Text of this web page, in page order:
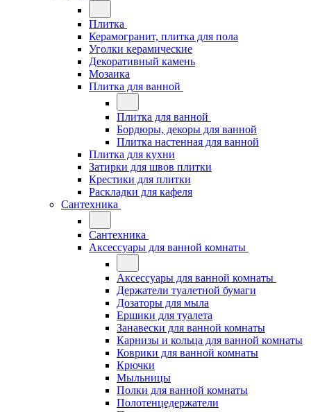
Плитка
Керамогранит, плитка для пола
Уголки керамические
Декоративный камень
Мозаика
Плитка для ванной
Плитка для ванной
Бордюры, декоры для ванной
Плитка настенная для ванной
Плитка для кухни
Затирки для швов плитки
Крестики для плитки
Раскладки для кафеля
Сантехника
Сантехника
Аксессуары для ванной комнаты
Аксессуары для ванной комнаты
Держатели туалетной бумаги
Дозаторы для мыла
Ершики для туалета
Занавески для ванной комнаты
Карнизы и кольца для ванной комнаты
Коврики для ванной комнаты
Крючки
Мыльницы
Полки для ванной комнаты
Полотенцедержатели